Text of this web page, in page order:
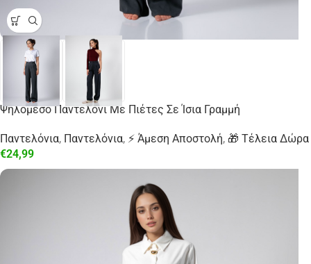
Ψηλόμεσο Παντελόνι Με Πιέτες Σε Ίσια Γραμμή
Παντελόνια, Παντελόνια, ⚡ Άμεση Αποστολή, 🎁 Τέλεια Δώρα
€24,99